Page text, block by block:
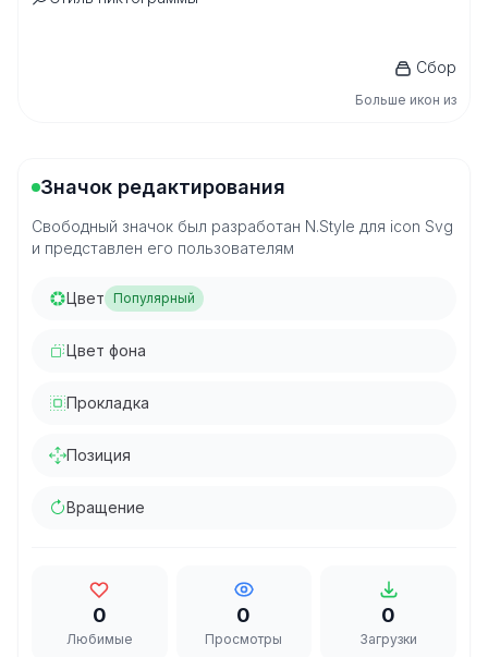
Сбор
Больше икон из
Значок редактирования
Свободный значок был разработан N.Style для icon Svg
и представлен его пользователям
Цвет Популярный
Цвет фона
Прокладка
Позиция
Вращение
0
Любимые
0
Просмотры
0
Загрузки